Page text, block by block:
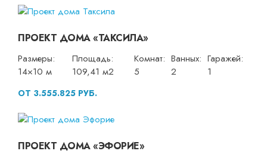
ПРОЕКТ ДОМА «ТАКСИЛА»
Размеры:
14×10 м
Площадь:
109,41 м2
Комнат:
5
Ванных:
2
Гаражей:
1
ОТ 3.555.825 РУБ.
ПРОЕКТ ДОМА «ЭФОРИЕ»